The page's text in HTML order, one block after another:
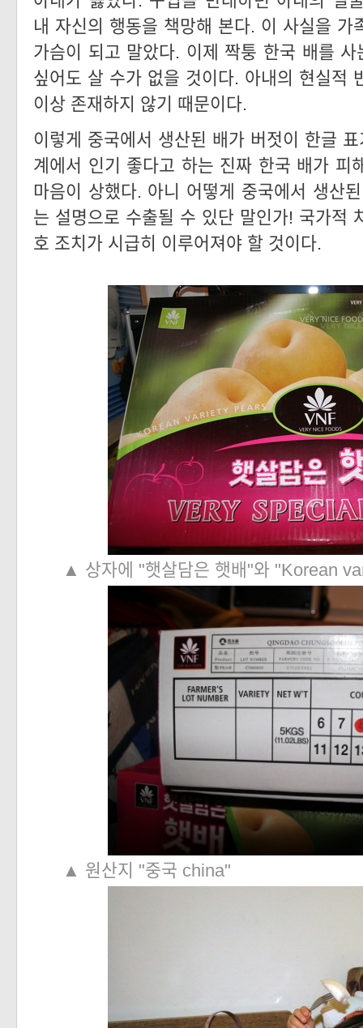
내 자신의 행동을 책망해 본다. 이 사실을 가
가슴이 되고 말았다. 이제 짝퉁 한국 배를
싶어도 살 수가 없을 것이다. 아내의 현실적
이상 존재하지 않기 때문이다.
이렇게 중국에서 생산된 배가 버젓이 한글
계에서 인기 좋다고 하는 진짜 한국 배가 피
마음이 상했다. 아니 어떻게 중국에서 생산
는 설명으로 수출될 수 있단 말인가! 국가적
호 조치가 시급히 이루어져야 할 것이다.
▲ 상자에 "햇살담은 햇배"와 "Korean
▲ 원산지 "중국 china"